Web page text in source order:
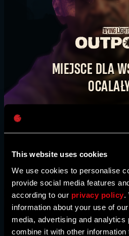
This website uses cookies
We use cookies to personalise
provide social media features
according to our privacy policy
information about your use of
media, advertising and analytics
combine it with other information
OBEJRZYJ WIDEO
MIEJSCE DLA
informacji: wiadomości,
aktywności i wiele
nasze wspólne centrum,
UDAJ SIĘ
Adres e-mail